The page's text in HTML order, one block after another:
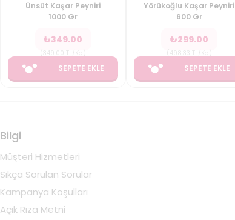
Ünsüt Kaşar Peyniri
1000 Gr
₺349.00
SEPETE EKLE
Yörükoğlu Kaşar Peyniri
600 Gr
₺299.00
SEPETE EKLE
Bilgi
Müşteri Hizmetleri
Sıkça Sorulan Sorular
Kampanya Koşulları
Açık Rıza Metni